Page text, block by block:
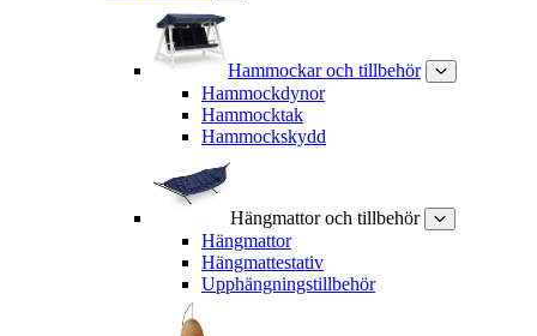
Hammockar och tillbehör
Hammockdynor
Hammocktak
Hammockskydd
Hängmattor och tillbehör
Hängmattor
Hängmattestativ
Upphängningstillbehör